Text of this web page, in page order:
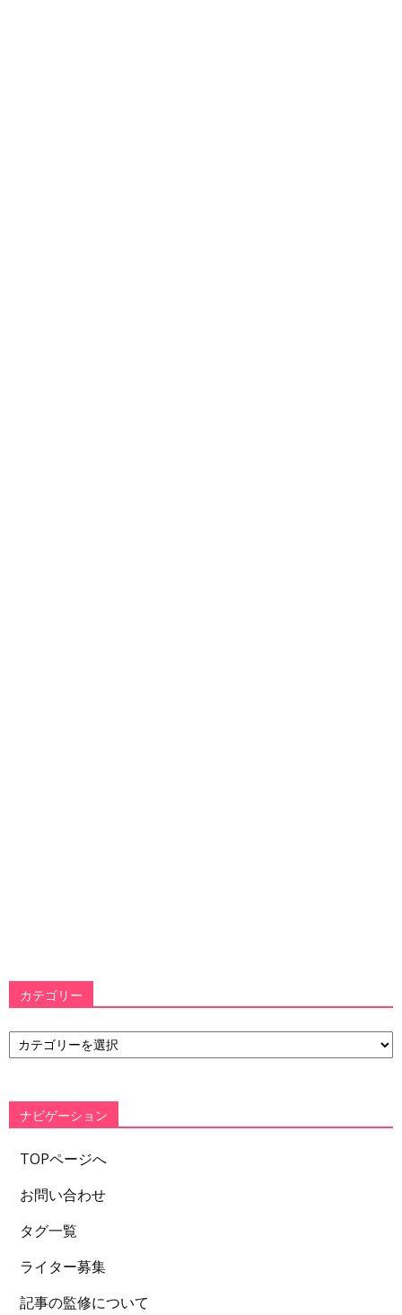
カテゴリー
カ
テ
ー
ナビゲーション
TOPページへ
お問い合わせ
タグ一覧
ライター募集
記事の監修について